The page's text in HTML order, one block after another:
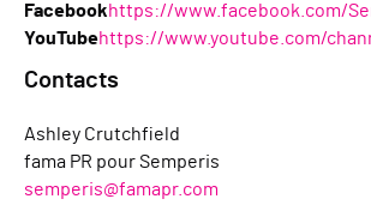
Facebookhttps://www.facebook.com/
YouTubehttps://www.youtube.com/
Contacts
Ashley Crutchfield
fama PR pour Semperis
semperis@famapr.com